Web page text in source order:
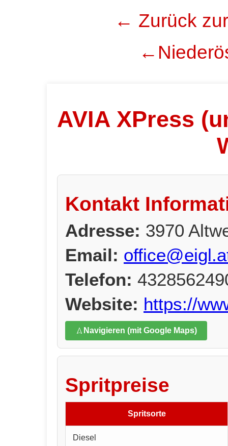
← Zurück
AVIA XPress
Kontakt
Adresse: 3970
Email:
Telefon:
Website: https://
Navigieren (mit Google Maps)
Spritpreise
Spritsorte
Diesel